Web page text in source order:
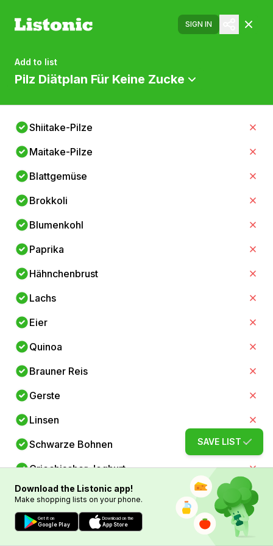
SIGN IN
Add to list
Pilz Diätplan Für Keine Zucke
Shiitake-Pilze
Maitake-Pilze
Blattgemüse
Brokkoli
Blumenkohl
Paprika
Hähnchenbrust
Lachs
Eier
Quinoa
Brauner Reis
Gerste
Linsen
Schwarze Bohnen
Griechischer Joghurt
Feta-Käse
Walnüsse
SAVE LIST
Download the Listonic app!
Make shopping lists on your phone.
Get it on
Google Play
Download on the
App Store